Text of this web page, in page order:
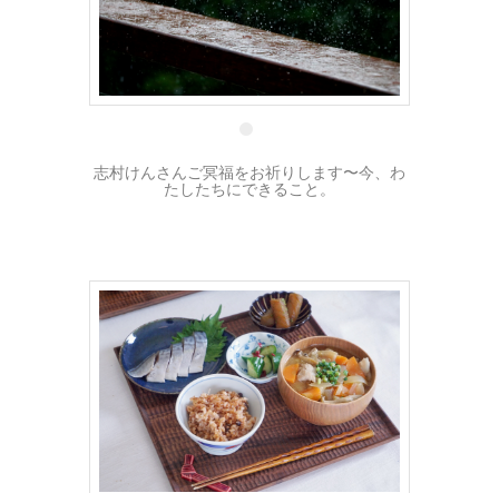
志村けんさんご冥福をお祈りします〜今、わ
たしたちにできること。
28 3月